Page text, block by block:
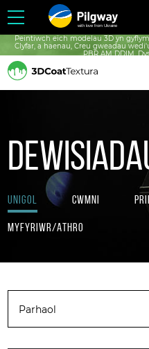
with love from Ukraine
Peintiwch eich modelau 3D yn
Clyfar, a haenau, Creu gweadau
PBR AM DDIM,
Unigol Cwmni
Myfyriwr/Athro
Parhaol